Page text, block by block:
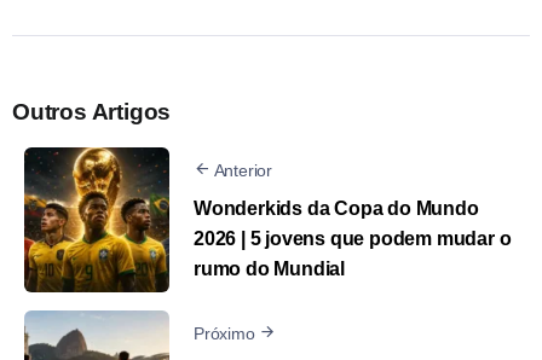
Outros Artigos
Anterior
Wonderkids da Copa do Mundo
2026 | 5 jovens que podem mudar o
rumo do Mundial
Próximo